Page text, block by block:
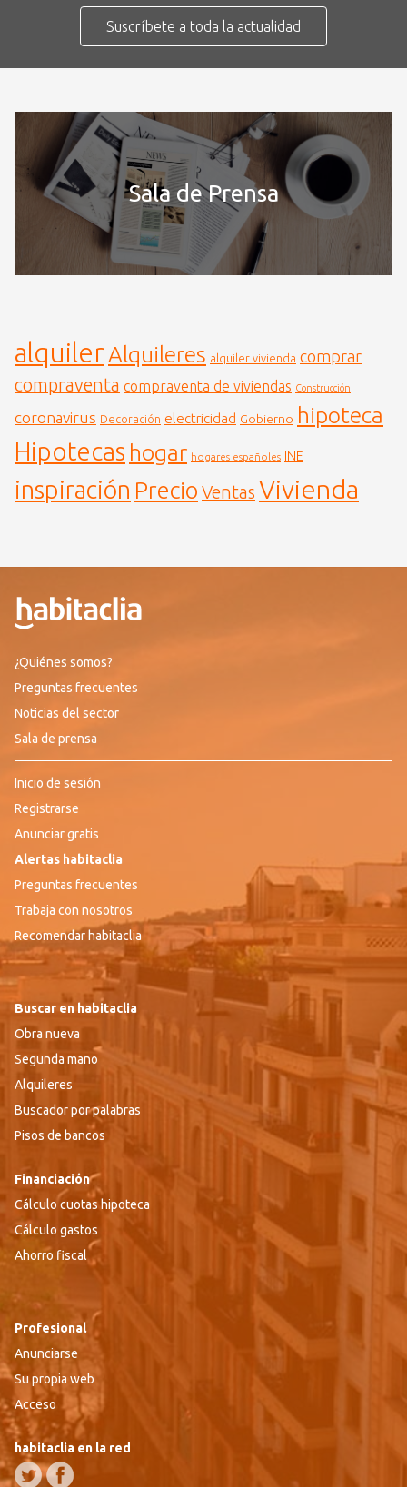
Suscríbete a toda la actualidad
Sala de Prensa
alquilerAlquileres alquiler vivienda comprar
compraventa compraventa de viviendas Construcción
coronavirus Decoración electricidad Gobierno hipoteca
Hipotecas hogar hogares españoles INE
inspiración Precio Ventas Vivienda
¿Quiénes somos?
Preguntas frecuentes
Noticias del sector
Sala de prensa
Inicio de sesión
Registrarse
Anunciar gratis
Alertas habitaclia
Preguntas frecuentes
Trabaja con nosotros
Recomendar habitaclia
Buscar en habitaclia
Obra nueva
Segunda mano
Alquileres
Buscador por palabras
Pisos de bancos
Financiación
Cálculo cuotas hipoteca
Cálculo gastos
Ahorro fiscal
Profesional
Anunciarse
Su propia web
Acceso
habitaclia en la red